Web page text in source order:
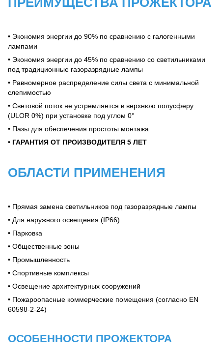
• Экономия энергии до 90% по сравнению с галогенными
лампами
• Экономия энергии до 45% по сравнению со светильниками
под традиционные газоразрядные лампы
• Равномерное распределение силы света с минимальной
слепимостью
• Световой поток не устремляется в верхнюю полусферу
(ULOR 0%) при установке под углом 0°
• Пазы для обеспечения простоты монтажа
• ГАРАНТИЯ ОТ ПРОИЗВОДИТЕЛЯ 5 ЛЕТ
ОБЛАСТИ ПРИМЕНЕНИЯ
• Прямая замена светильников под газоразрядные лампы
• Для наружного освещения (IP66)
• Парковка
• Общественные зоны
• Промышленность
• Спортивные комплексы
• Освещение архитектурных сооружений
• Пожароопасные коммерческие помещения (согласно EN
60598-2-24)
ОСОБЕННОСТИ ПРОЖЕКТОРА